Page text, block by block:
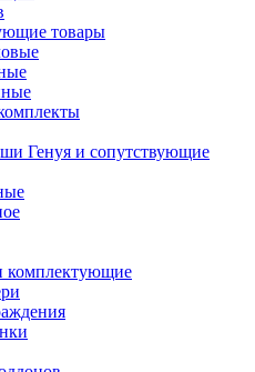
товары
Генуя и сопутствующие
комплектующие